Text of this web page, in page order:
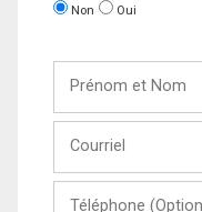
Non Oui
Nom